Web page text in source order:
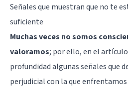
Señales que muestran que no te
suficiente
Muchas veces no somos
valoramos; por ello, en el
profundidad algunas señales que
perjudicial con la que